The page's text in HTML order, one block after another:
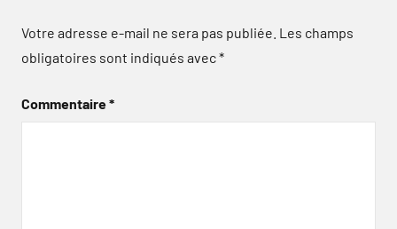
Votre adresse e-mail ne sera pas publiée. Les champs
obligatoires sont indiqués avec*
Commentaire*